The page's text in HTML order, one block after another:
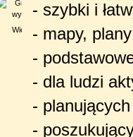
- szybki i
- mapy,
-
- dla ludzi
-
-